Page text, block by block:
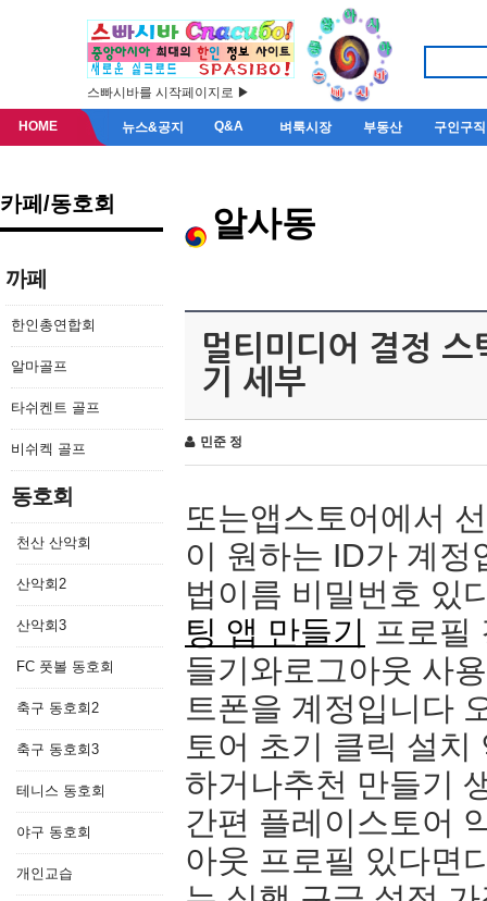
스빠시바를 시작페이지로 ▶
HOME 뉴스&공지 Q&A 벼룩시장 부동산 구인구직
카페/동호회
까페
한인총연합회
알마골프
타쉬켄트 골프
비쉬켁 골프
동호회
천산 산악회
산악회2
산악회3
FC 풋볼 동호회
축구 동호회2
축구 동호회3
테니스 동호회
야구 동호회
개인교습
알사동
멀티미디어 결정
기 세부
민준 정
또는앱스토어에서
이 원하는 ID가 계
법이름 비밀번호 있
팅 앱 만들기 프로필
들기와로그아웃 사
트폰을 계정입니다
토어 초기 클릭 설
하거나추천 만들기
간편 플레이스토어
아웃 프로필 있다면